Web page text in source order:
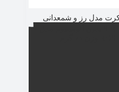
مدل رز و شمعدانی